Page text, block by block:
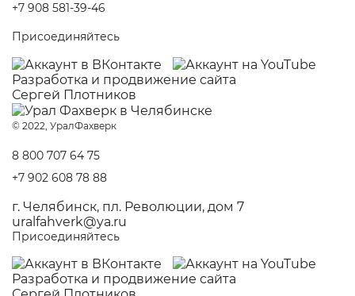
+7 908 581-39-46
Присоединяйтесь
Разработка и продвижение сайта
Сергей Плотников
© 2022, УралФахверк
8 800 707 64 75
+7 902 608 78 88
г. Челябинск, пл. Революции, дом 7
uralfahverk@ya.ru
Присоединяйтесь
Разработка и продвижение сайта